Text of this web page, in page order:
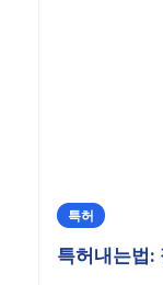
특허
특허내는법: